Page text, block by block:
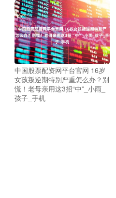
中国股票配资网平台官网 16岁
女孩叛逆期特别严重怎么办？别
慌！老母亲用这3招“中”_小雨_
孩子_手机